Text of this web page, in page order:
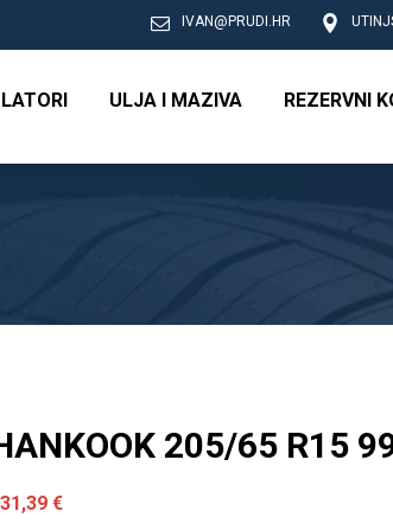
IVAN@PRUDI.HR
ULJA I MAZIVA REZERVNI
205/65 R15
€